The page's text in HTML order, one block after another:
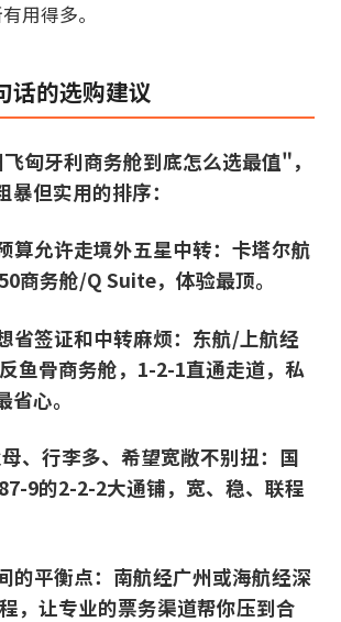
用得多。
话的选购建议
匈牙利商务舱到底怎么选最值"，
但实用的排序：
算允许走境外五星中转：卡塔尔航
商务舱/Q Suite，体验最顶。
省签证和中转麻烦：东航/上航经
鱼骨商务舱，1-2-1直通走道，私
心。
、行李多、希望宽敞不别扭：国
9的2-2-2大通铺，宽、稳、联程
的平衡点：南航经广州或海航经深
，让专业的票务渠道帮你压到合